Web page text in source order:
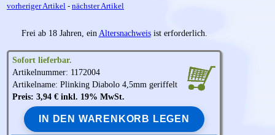
vorheriger Artikel - nächster Artikel
Frei ab 18 Jahren, ein Altersnachweisist erforderlich.
Sofort lieferbar.
Artikelnummer: 1172004
Artikelname: Plinking Diabolo 4,5mm geriffelt
Preis: 3,94 € inkl. 19% MwSt.
IN DEN WARENKORB LEGEN